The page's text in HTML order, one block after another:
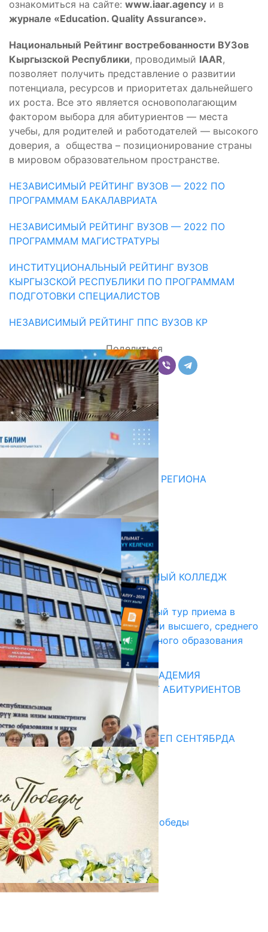
ознакомиться на сайте: www.iaar.agency и в
журнале «Education. Quality Assurance».
Национальный Рейтинг востребованности ВУЗов
Кыргызской Республики, проводимый IAAR,
позволяет получить представление о развитии
потенциала, ресурсов и приоритетах дальнейшего
их роста. Все это является основополагающим
фактором выбора для абитуриентов — места
учебы, для родителей и работодателей — высокого
доверия, а общества – позиционирование страны
в мировом образовательном пространстве.
НЕЗАВИСИМЫЙ РЕЙТИНГ ВУЗОВ — 2022 ПО
ПРОГРАММАМ БАКАЛАВРИАТА
НЕЗАВИСИМЫЙ РЕЙТИНГ ВУЗОВ — 2022 ПО
ПРОГРАММАМ МАГИСТРАТУРЫ
ИНСТИТУЦИОНАЛЬНЫЙ РЕЙТИНГ ВУЗОВ
КЫРГЫЗСКОЙ РЕСПУБЛИКИ ПО ПРОГРАММАМ
ПОДГОТОВКИ СПЕЦИАЛИСТОВ
НЕЗАВИСИМЫЙ РЕЙТИНГ ППС ВУЗОВ КР
Поделиться
Комментарии
Последние новости
НЕДЕЛЯ В ОБЗОРЕ
07.08.2026
ДЛЯ МЕТОДИСТОВ ЮЖНОГО РЕГИОНА
НАЧАЛОСЬ ОБУЧЕНИЕ
05.08.2026
31.07.2026
Абитуриент
БИШКЕКСКИЙ УНИВЕРСАЛЬНЫЙ КОЛЛЕДЖ
17.07.2026
В Кыргызстане начался первый тур приема в
образовательные организации высшего, среднего
и начального профессионального образования
13.07.2026
КЫРГЫЗКО-РОССИЙСКАЯ АКАДЕМИЯ
ОБРАЗОВАНИЯ ПРИГЛАШАЕТ АБИТУРИЕНТОВ
10.07.2026
Медиа
СУЗАКТА 750 ОРУНДУУ МЕКТЕП СЕНТЯБРДА
ПАЙДАЛАНУУГА БЕРИЛЕТ
07.08.2025
Улуу Жеңиштин жандуу сөзү
29.04.2025
Награды в преддверии Дня Победы
29.04.2025